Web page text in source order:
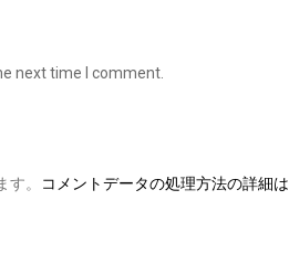
next time I comment.
。
コメントデータの処理方法の詳細は